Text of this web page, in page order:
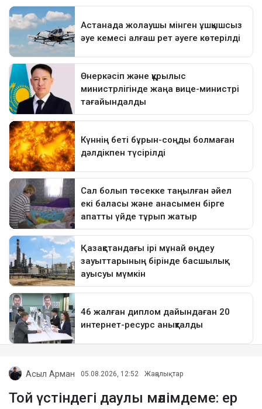
Асыл Арман 05.08.2026, 12:52 Жаңалықтар
Той үстіндегі даулы мәлімдеме: ер